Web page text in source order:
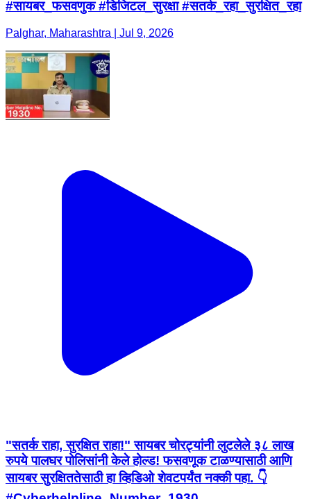
#सायबर_फसवणुक #डिजिटल_सुरक्षा #सतर्क_रहा_सुरक्षित_रहा
Palghar, Maharashtra | Jul 9, 2026
"सतर्क राहा, सुरक्षित राहा!" सायबर चोरट्यांनी लुटलेले ३८ लाख
रुपये पालघर पोलिसांनी केले होल्ड! फसवणूक टाळण्यासाठी आणि
सायबर सुरक्षिततेसाठी हा व्हिडिओ शेवटपर्यंत नक्की पहा. 👇